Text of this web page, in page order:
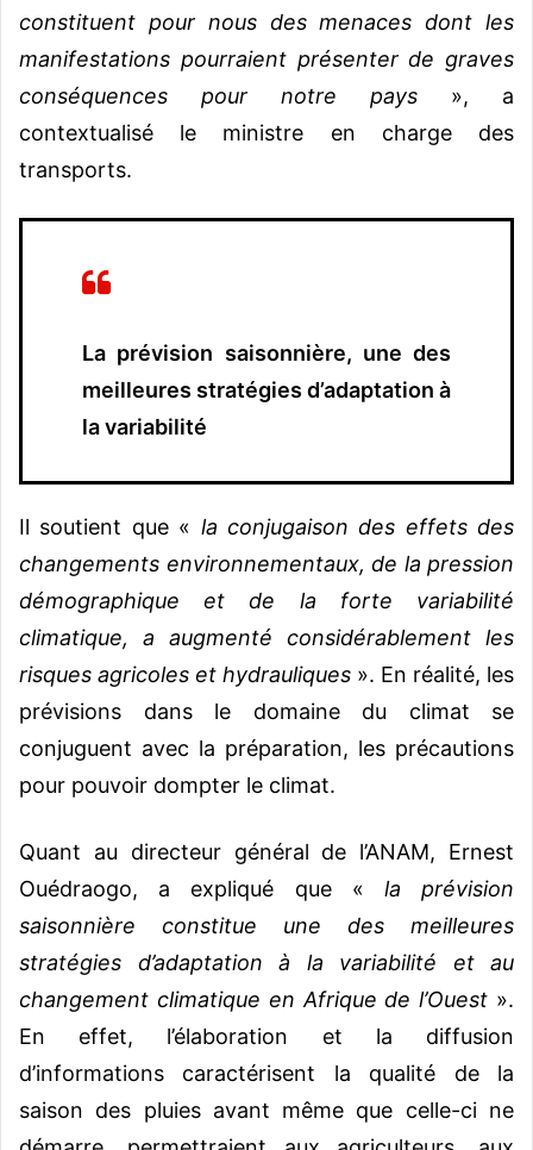
constituent pour nous des menaces dont les
manifestations pourraient présenter de graves
conséquences pour notre pays », a
contextualisé le ministre en charge des
transports.
La prévision saisonnière, une des
meilleures stratégies d’adaptation à
la variabilité
Il soutient que « la conjugaison des effets des
changements environnementaux, de la pression
démographique et de la forte variabilité
climatique, a augmenté considérablement les
risques agricoles et hydrauliques ». En réalité, les
prévisions dans le domaine du climat se
conjuguent avec la préparation, les précautions
pour pouvoir dompter le climat.
Quant au directeur général de l’ANAM, Ernest
Ouédraogo, a expliqué que « la prévision
saisonnière constitue une des meilleures
stratégies d’adaptation à la variabilité et au
changement climatique en Afrique de l’Ouest ».
En effet, l’élaboration et la diffusion
d’informations caractérisent la qualité de la
saison des pluies avant même que celle-ci ne